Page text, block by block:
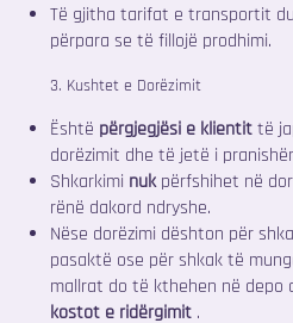
Të gjitha tarifat e transportit
përpara se të fillojë prodhimi.
3. Kushtet e Dorëzimit
Është përgjegjësi e klientittë
dorëzimit dhe të jetë i
Shkarkimi nukpërfshihet në
rënë dakord ndryshe.
Nëse dorëzimi dështon për
pasaktë ose për shkak të
mallrat do të kthehen në depo
kostot e ridërgimit.